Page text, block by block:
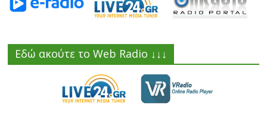
Εδώ ακούτε το Web Radio ↓↓↓